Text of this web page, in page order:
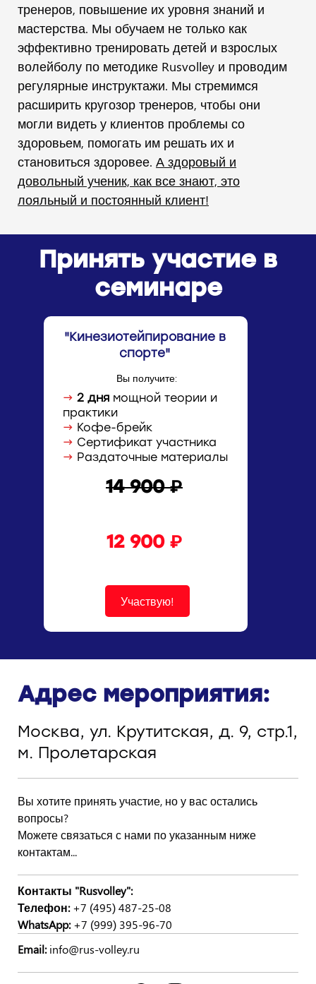
тренеров, повышение их уровня знаний и
мастерства. Мы обучаем не только как
эффективно тренировать детей и взрослых
волейболу по методике Rusvolley и проводим
регулярные инструктажи. Мы стремимся
расширить кругозор тренеров, чтобы они
могли видеть у клиентов проблемы со
здоровьем, помогать им решать их и
становиться здоровее. А здоровый и
довольный ученик, как все знают, это
лояльный и постоянный клиент!
→ 2 дня мощной теории и
практики
→ Кофе-брейк
→ Сертификат участника
→ Раздаточные материалы
Участвую!
14 900 ₽
12 900 ₽
Вы получите:
"Кинезиотейпирование в
спорте"
Принять участие в
семинаре
Адрес мероприятия:
Москва, ул. Крутитская, д. 9, стр.1,
м. Пролетарская
Вы хотите принять участие, но у вас остались
вопросы?
Можете связаться с нами по указанным ниже
контактам...
Контакты "Rusvolley":
Телефон:+7 (495) 487-25-08
WhatsApp:+7 (999) 395-96-70
Email:info@rus-volley.ru